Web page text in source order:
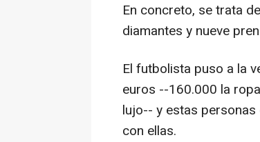
En concreto, se trata
diamantes y nueve
El futbolista puso a la
euros --160.000 la
lujo-- y estas
con ellas.